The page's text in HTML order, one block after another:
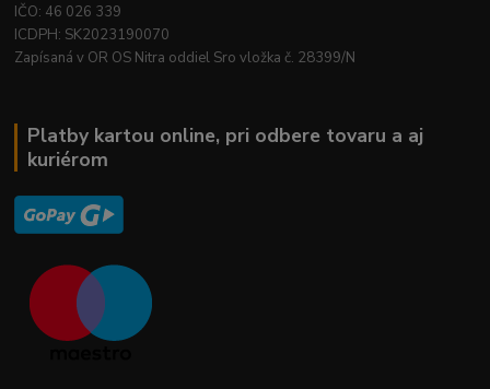
IČO: 46 026 339
ICDPH: SK2023190070
Zapísaná v OR OS Nitra oddiel Sro vložka č. 28399/N
Platby kartou online, pri odbere tovaru a aj
kuriérom